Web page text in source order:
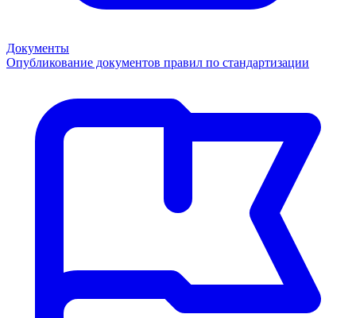
Документы
Опубликование документов правил по стандартизации